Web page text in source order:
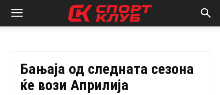
Бањаја од следната сезона
ќе вози Априлија